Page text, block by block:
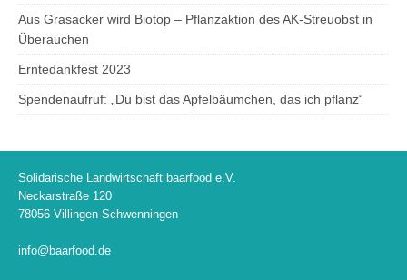
Aus Grasacker wird Biotop – Pflanzaktion des AK-Streuobst in
Überauchen
Erntedankfest 2023
Spendenaufruf: „Du bist das Apfelbäumchen, das ich pflanz“
Solidarische Landwirtschaft baarfood e.V.
Neckarstraße 120
78056 Villingen-Schwenningen
info@baarfood.de